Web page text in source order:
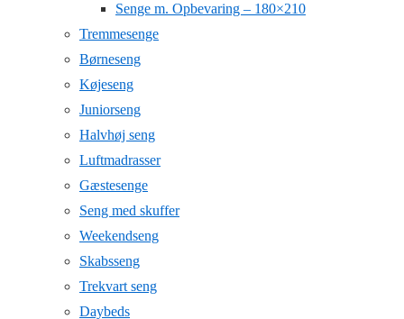
Senge m. Opbevaring – 180×210
Tremmesenge
Børneseng
Køjeseng
Juniorseng
Halvhøj seng
Luftmadrasser
Gæstesenge
Seng med skuffer
Weekendseng
Skabsseng
Trekvart seng
Daybeds